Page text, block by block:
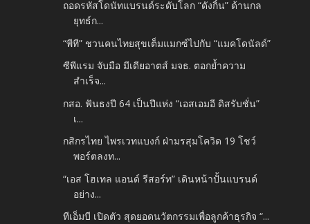
ถอดรหัสโดนัทแบรนด์ระดับโลก “ดังกิ้น” ด้านกล
ยุทธ์ก...
“พีที” ชวนคนไทยสุขเต็มแมกซ์ไปกับ “แมคโดนัลด์”
ซีพีแรม จับมือ มีเดียอาตส์ มจธ. ตอกย้ำความ
สำเร็จ...
กสอ. ฟันธงปี 64 เป็นปีแห่ง “เอสเอมอี ดิสรับชั่น”
เ...
กสิกรไทย ไพรเวทแบงก์ ฝ่ามรสุมโควิด 19 โชว์
พอร์ตลงท...
“เอส โฮเทล แอนด์​ รีสอร์ท” เดินหน้าปั้นแบรนด์
อย่าง...
ทีเอ็มบี เปิดตัว สุดยอดนวัตกรรมเพื่อลูกค้าธุรกิจ “...